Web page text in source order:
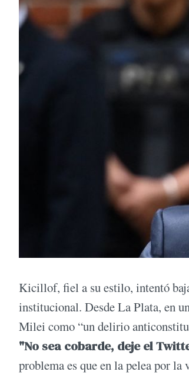
Kicillof, fiel a su estilo, intentó
institucional. Desde La Plata, en
Milei como “un delirio
"No sea cobarde, deje el
problema es que en la pelea por